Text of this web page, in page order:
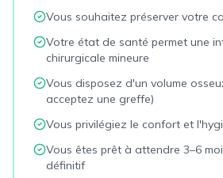
Vous souhaitez préserver votre
Votre état de santé permet une
chirurgicale mineure
Vous disposez d'un volume
acceptez une greffe)
Vous privilégiez le confort et
Vous êtes prêt à attendre 3–6
définitif